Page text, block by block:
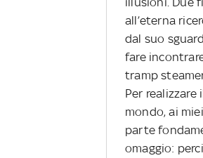
all’eterna
dal suo
fare
tramp
Per
mondo, ai
parte
omaggio: